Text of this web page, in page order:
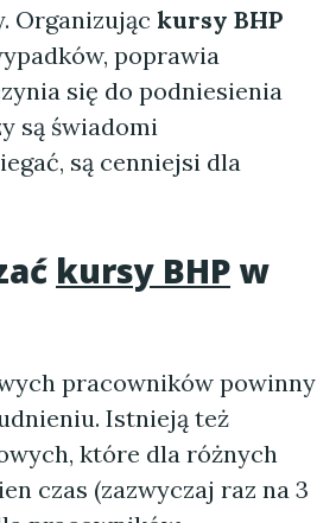
Organizując kursy BHP
poprawia
się do podniesienia
są świadomi
są cenniejsi dla
kursy BHP w
pracowników powinny
Istnieją też
które dla różnych
czas (zazwyczaj raz na 3